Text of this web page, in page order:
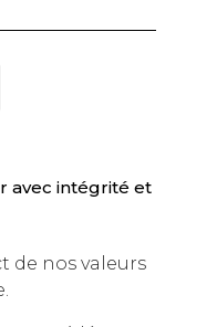
avec intégrité et
de nos valeurs